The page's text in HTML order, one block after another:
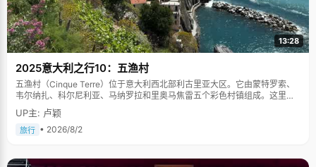
13:28
2025意大利之行10：五渔村
五渔村（Cinque Terre）位于意大利西北部利古里亚大区。它由蒙特罗索、
韦尔纳扎、科尔尼利亚、马纳罗拉和里奥马焦雷五个彩色村镇组成。这里依
山傍海，房屋色彩斑斓，1997年被列为世界文化遗产。
UP主: 卢颖
旅行 • 2026/8/2